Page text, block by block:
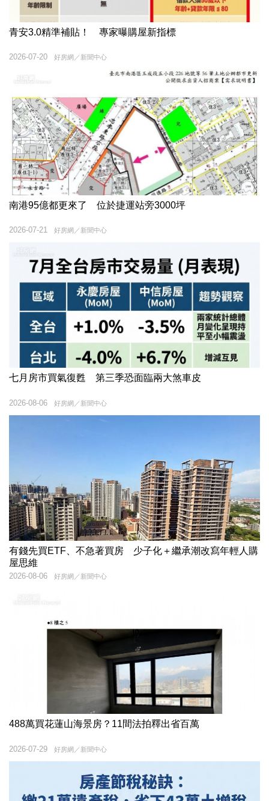
青安3.0精準補貼！ 專家曝購屋新指標
好房網／新聞中心
2026-07-20
南港95億都更來了 位於捷運站旁3000坪
好房網／新聞中心
2026-07-21
七月房市買氣復甦 第三季恐面臨兩大煞車皮
好房網／新聞中心
2026-08-06
有錢先買ETF、不急著買房 少子化＋繼承潮改寫年輕人購
屋思維
好房網／新聞中心
2026-08-06
488萬買花蓮山海景房？11間法拍釋出省百萬
好房網／新聞中心
2026-07-29